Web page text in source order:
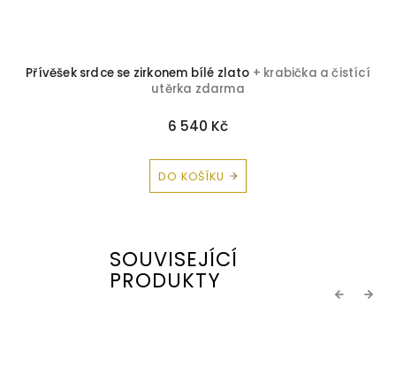
Přívěšek srdce se zirkonem bílé zlato + krabička a čistící
utěrka zdarma
6 540 Kč
DO KOŠÍKU
SOUVISEJÍCÍ
PRODUKTY Previous
Next